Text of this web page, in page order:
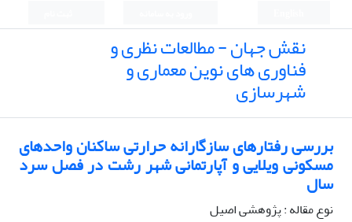
نقش جهان - مطالعات نظری و
فناوری های نوین معماری و
شهرسازی
بررسی رفتارهای سازگارانه حرارتی ساکنان واحدهای
مسکونی ویلایی و آپارتمانی شهر رشت در فصل سرد
سال
نوع مقاله : پژوهشی اصیل